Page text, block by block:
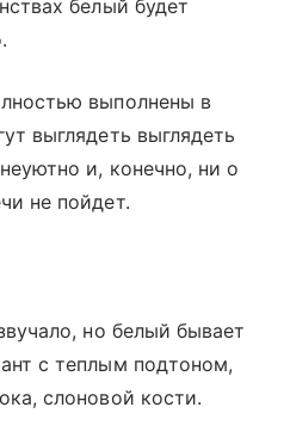
белый будет
выполнены в
выглядеть выглядеть
и, конечно, ни о
не пойдет.
но белый бывает
с теплым подтоном,
слоновой кости.